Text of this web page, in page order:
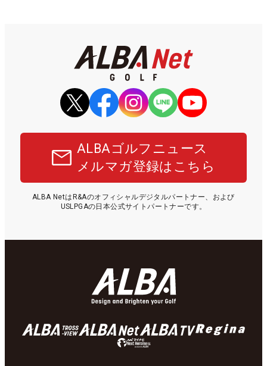
ALBAゴルフニュース
メルマガ登録はこちら
ALBA NetはR&Aのオフィシャルデジタルパートナー、および
USLPGAの日本公式サイトパートナーです。